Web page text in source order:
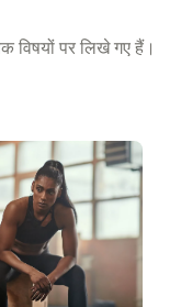
पर लिखे गए हैं।